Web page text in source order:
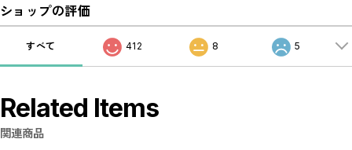
ショップの評価
すべて 412 8 5
Related Items
関連商品